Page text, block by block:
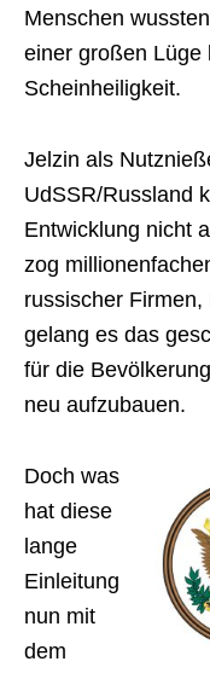
Menschen
einer großen Lüge
Scheinheiligkeit.
Jelzin als
UdSSR/Russland
Entwicklung nicht
zog
russischer
gelang es das
für die
neu aufzubauen.
Doch was
hat diese
lange
Einleitung
nun mit
dem